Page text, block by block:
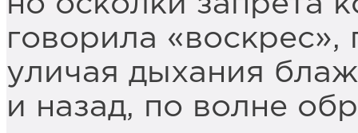
говорила
уличая дыхания
и назад, по волне